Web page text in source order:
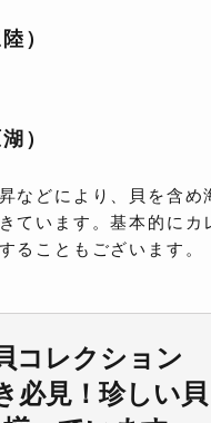
）
）
などにより、貝を含め
ています。基本的にカ
ることもございます。
コレクション
必見！珍しい